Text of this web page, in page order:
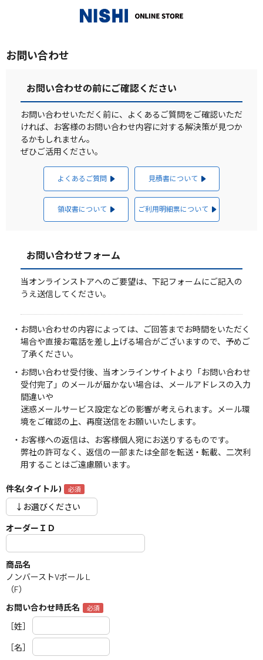
お問い合わせ
お問い合わせの前にご確認ください
お問い合わせいただく前に、よくあるご質問をご確認いただ
ければ、お客様のお問い合わせ内容に対する解決策が見つか
るかもしれません。
ぜひご活用ください。
よくあるご質問 見積書について
領収書について ご利用明細票について
お問い合わせフォーム
当オンラインストアへのご要望は、下記フォームにご記入の
うえ送信してください。
・お問い合わせの内容によっては、ご回答までお時間をいただく
場合や直接お電話を差し上げる場合がございますので、予めご
了承ください。
・お問い合わせ受付後、当オンラインサイトより「お問い合わせ
受付完了」のメールが届かない場合は、メールアドレスの入力
間違いや
迷惑メールサービス設定などの影響が考えられます。メール環
境をご確認の上、再度送信をお願いいたします。
・お客様への返信は、お客様個人宛にお送りするものです。
弊社の許可なく、返信の一部または全部を転送・転載、二次利
用することはご遠慮願います。
件名(タイトル)
オーダーＩＤ
商品名
ノンバーストVボール L
（F）
お問い合わせ時氏名
［姓］
［名］